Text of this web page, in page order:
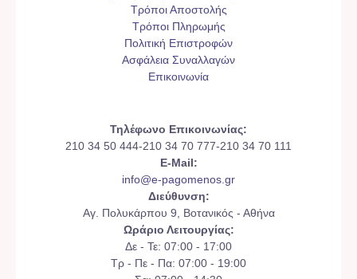
Τρόποι Αποστολής
Τρόποι Πληρωμής
Πολιτική Επιστροφών
Ασφάλεια Συναλλαγών
Επικοινωνία
Τηλέφωνο Επικοινωνίας:
210 34 50 444-210 34 70 777-210 34 70 111
E-Mail:
info@e-pagomenos.gr
Διεύθυνση:
Αγ. Πολυκάρπου 9, Βοτανικός - Αθήνα
Ωράριο Λειτουργίας:
Δε - Τε: 07:00 - 17:00
Τρ - Πε - Πα: 07:00 - 19:00